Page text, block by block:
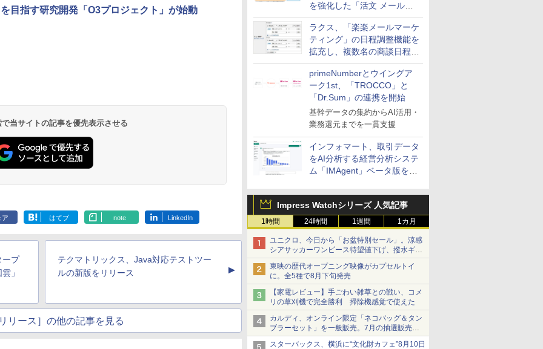
を強化した「活文 メール誤
送信防止アドインサービス」
を提供
ラクス、「楽楽メールマーケ
ティング」の日程調整機能を
拡充し、複数名の商談日程調
整を効率化
primeNumberとウイングア
ーク1st、「TROCCO」と
「Dr.Sum」の連携を開始
基幹データの集約からAI活用・
業務還元までを一貫支援
インフォマート、取引データ
をAI分析する経営分析システ
ム「IMAgent」ベータ版を提
Impress Watchシリーズ 人気記事
1時間 24時間 1週間 1カ月
ユニクロ、今日から「お盆特別セール」。涼感
シアサッカーワンピース待望値下げ、撥水ギア
ショーツは1990円に
東映の歴代オープニング映像がカプセルトイ
に。全5種で8月下旬発売
【家電レビュー】手ごわい雑草との戦い、コメ
リの草刈機で完全勝利 掃除機感覚で使えた
カルディ、オンライン限定「ネコバッグ＆タン
ブラーセット」を一般販売。7月の抽選販売の
当選無効分
スターバックス、横浜に“文化財カフェ”8月10日
目指す研究開発「O3プロジェクト」が始動
当サイトの記事を優先表示させる
ア はてブ note LinkedIn
ープ
」
テクマトリックス、Java対応テストツー
ルの新版をリリース
▲
リース］の他の記事を見る